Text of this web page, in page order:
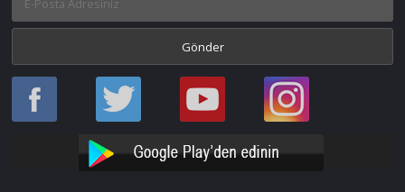
Haber
Oku
Haber
Oku
Bir
Haber
YouTube
Bir
Haber
Instagram